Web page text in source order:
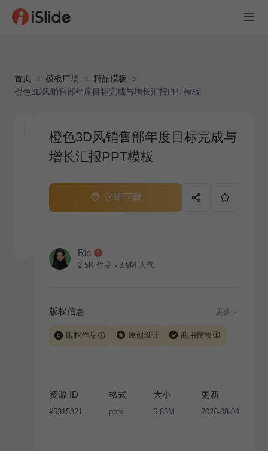
首页 模板广场
精品模板
橙色3D风销售部年度目标完成与增长汇报PPT模板
橙色3D风销售部年度目标完成与
增长汇报PPT模板
立即下载
Rin
2.5K 作品 3.9M 人气
版权信息 更多
版权作品 原创设计 商用授权
版权声明
条款，禁止任何形式的转让、出售或出租，未
经投权许可任何人不得擅自转载和分发，否则将接照我
资源 ID
#5315321
格式
pptx
大小
6.85M
更新
2026-08-04